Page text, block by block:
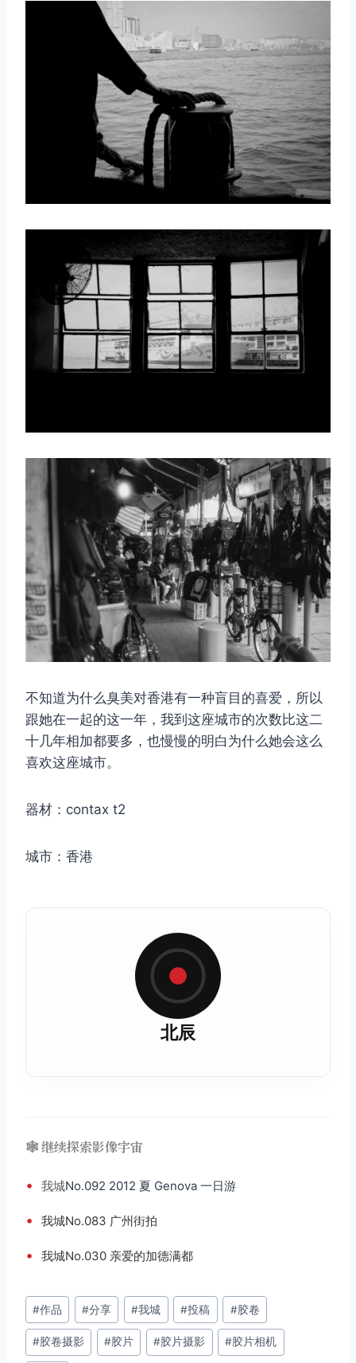
不知道为什么臭美对香港有一种盲目的喜爱，所以
跟她在一起的这一年，我到这座城市的次数比这二
十几年相加都要多，也慢慢的明白为什么她会这么
喜欢这座城市。
器材：contax t2
城市：香港
北辰
🕸️ 继续探索影像宇宙
• 我城No.092 2012 夏 Genova 一日游
• 我城No.083 广州街拍
• 我城No.030 亲爱的加德满都
文
章
标
#作品 #分享 #我城 #投稿 #胶卷
#胶卷摄影 #胶片 #胶片摄影 #胶片相机
取消 搜索